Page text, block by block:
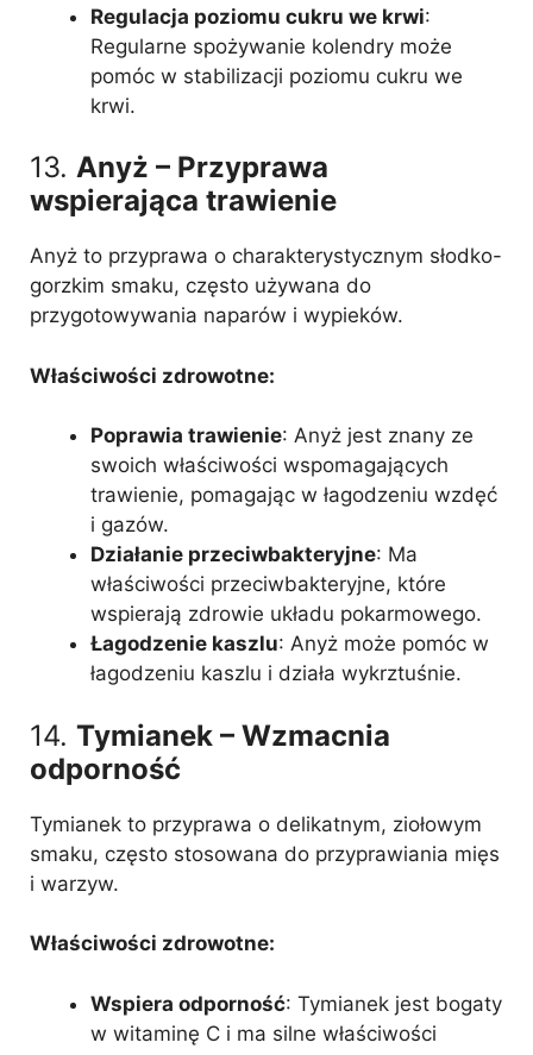
Regulacja poziomu cukru we krwi:
Regularne spożywanie kolendry może
pomóc w stabilizacji poziomu cukru we
krwi.
13. Anyż – Przyprawa
wspierająca trawienie
Anyż to przyprawa o charakterystycznym słodko-
gorzkim smaku, często używana do
przygotowywania naparów i wypieków.
Właściwości zdrowotne:
Poprawia trawienie: Anyż jest znany ze
swoich właściwości wspomagających
trawienie, pomagając w łagodzeniu wzdęć
i gazów.
Działanie przeciwbakteryjne: Ma
właściwości przeciwbakteryjne, które
wspierają zdrowie układu pokarmowego.
Łagodzenie kaszlu: Anyż może pomóc w
łagodzeniu kaszlu i działa wykrztuśnie.
14. Tymianek – Wzmacnia
odporność
Tymianek to przyprawa o delikatnym, ziołowym
smaku, często stosowana do przyprawiania mięs
i warzyw.
Właściwości zdrowotne:
Wspiera odporność: Tymianek jest bogaty
w witaminę C i ma silne właściwości